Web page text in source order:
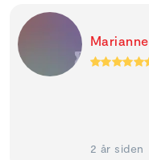
Marianne
2 år siden